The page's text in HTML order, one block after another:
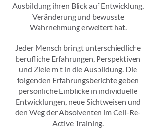
Ausbildung ihren Blick auf Entwicklung,
Veränderung und bewusste
Wahrnehmung erweitert hat.
Jeder Mensch bringt unterschiedliche
berufliche Erfahrungen, Perspektiven
und Ziele mit in die Ausbildung. Die
folgenden Erfahrungsberichte geben
persönliche Einblicke in individuelle
Entwicklungen, neue Sichtweisen und
den Weg der Absolventen im Cell-Re-
Active Training.